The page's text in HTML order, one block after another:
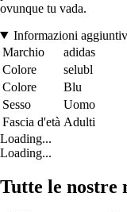
ovunque tu vada.
Informazioni
Marchio
adidas
Colore
selubl
Colore
Blu
Sesso
Uomo
Fascia d'età Adulti
Loading...
Loading...
Tutte le nostre